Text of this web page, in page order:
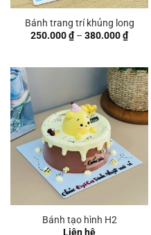
Bánh trang trí khủng long
250.000₫ – 380.000₫
giá:
đến
Bánh tạo hình H2
Liên hệ